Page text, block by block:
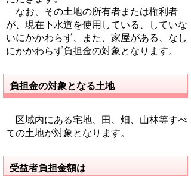
なお、その土地の所有者または権利者
が、現在下水道を使用している、していな
いにかかわらず、また、家屋がある、なし
にかかわらず負担金の対象となります。
負担金の対象となる土地
区域内にある宅地、田、畑、山林等すべ
ての土地が対象となります。
受益者負担金額は